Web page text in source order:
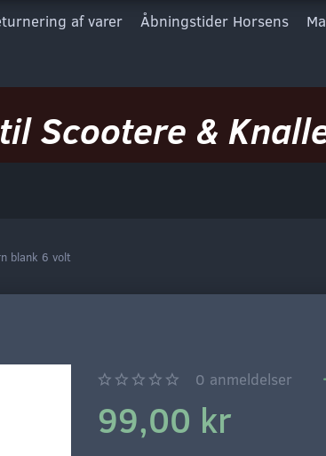
af varer Åbningstider Horsens
Scootere &
blank 6 volt
0 anmeldelser
99,00 kr